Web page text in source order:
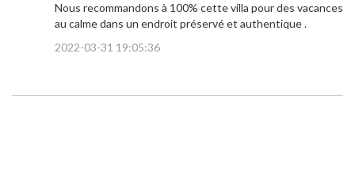
Nous recommandons à 100% cette villa pour des vacances
au calme dans un endroit préservé et authentique .
2022-03-31 19:05:36